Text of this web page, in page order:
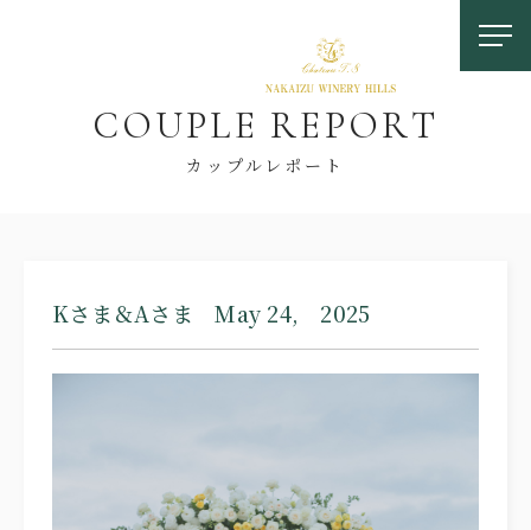
お問い合わせ
0558-83-5116
COUPLE REPORT
カップルレポート
Kさま＆Aさま May 24, 2025